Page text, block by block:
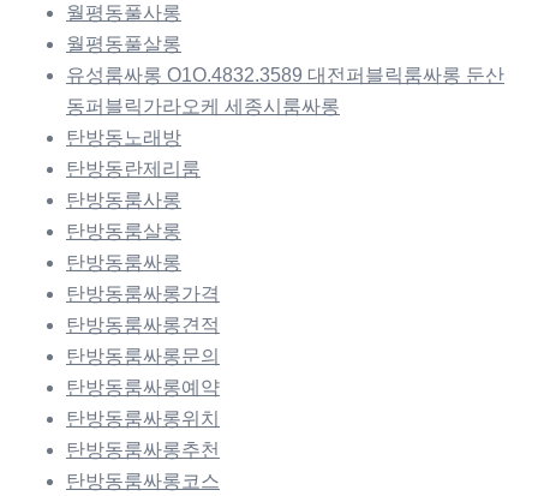
월평동풀사롱
월평동풀살롱
유성룸싸롱 O1O.4832.3589 대전퍼블릭룸싸롱 둔산
동퍼블릭가라오케 세종시룸싸롱
탄방동노래방
탄방동란제리룸
탄방동룸사롱
탄방동룸살롱
탄방동룸싸롱
탄방동룸싸롱가격
탄방동룸싸롱견적
탄방동룸싸롱문의
탄방동룸싸롱예약
탄방동룸싸롱위치
탄방동룸싸롱추천
탄방동룸싸롱코스